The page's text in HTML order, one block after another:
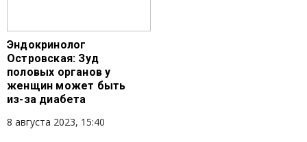
Эндокринолог
Островская: Зуд
половых органов у
женщин может быть
из-за диабета
8 августа 2023, 15:40